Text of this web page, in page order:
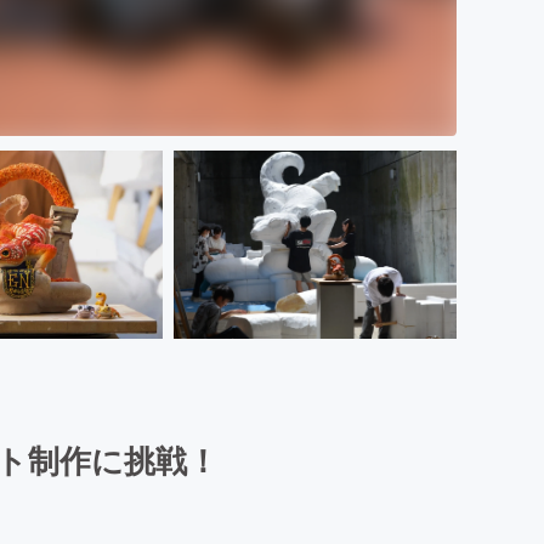
制作に挑戦！